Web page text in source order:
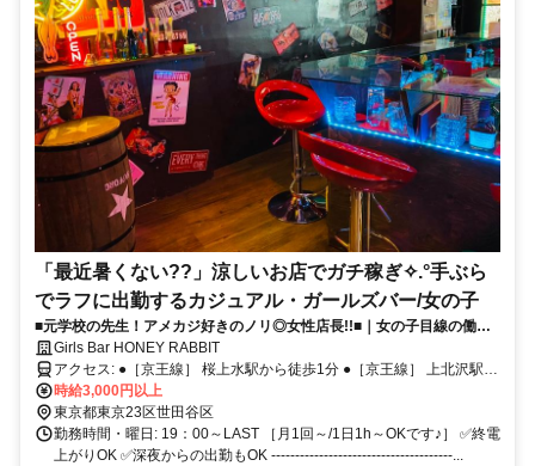
「最近暑くない??」涼しいお店でガチ稼ぎ✧.°手ぶら
でラフに出勤するカジュアル・ガールズバー/女の子
■元学校の先生！アメカジ好きのノリ◎女性店長!!■｜女の子目線の働き
やすさ♪ / ノルマなし,連絡交換ナシ,自由シフト,全額日払いOK【履歴書不
要】
Girls Bar HONEY RABBIT
アクセス: ●［京王線］ 桜上水駅から徒歩1分 ●［京王線］ 上北沢駅か
ら徒歩8分 ●［京王線/世田谷線］ 下高井戸から徒歩10分*
時給3,000円以上
東京都東京23区世田谷区
勤務時間・曜日: 19：00～LAST ［月1回～/1日1h～OKです♪］ ✅終電
上がりOK ✅深夜からの出勤もOK --------------------------------------...